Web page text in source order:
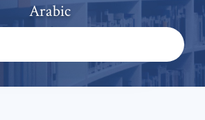
Arabic
*